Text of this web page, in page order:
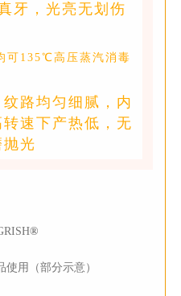
牙，光亮无划伤
可135℃高压蒸汽消毒
路均匀细腻，内
速下产热低，无
光
®
用（部分示意）